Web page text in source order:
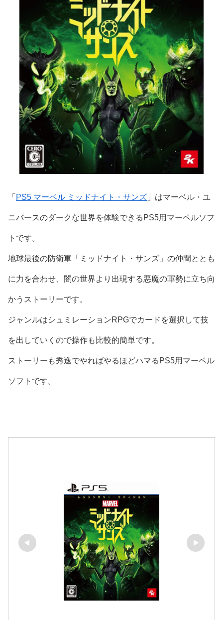
「 PS5 マーベル ミッドナイト・サンズ 」はマーベル・ユ
ニバースのダークな世界を体験できるPS5用マーベルソフ
トです。
地球最後の防衛軍「ミッドナイト・サンズ」の仲間ととも
に力を合わせ、闇の世界より出現する悪魔の軍勢に立ち向
かうストーリーです。
ジャンルはシュミレーションRPGでカードを選択して技
を出していくので操作も比較的簡単です。
ストーリーも秀逸でやればやるほどハマるPS5用マーベル
ソフトです。